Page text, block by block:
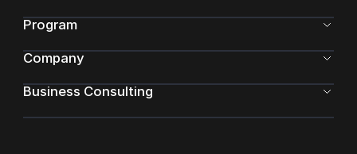
Program
Company
Business Consulting